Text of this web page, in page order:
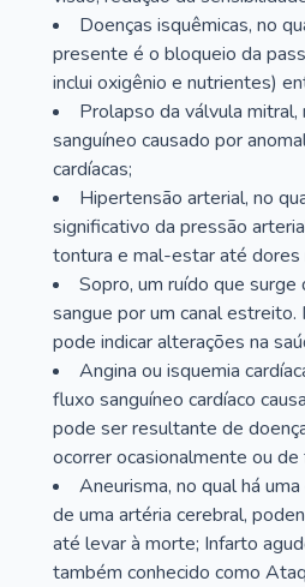
Doenças isquêmicas, no
presente é o bloqueio da
inclui oxigênio e nutrientes)
Prolapso da válvula
sanguíneo causado por
cardíacas;
Hipertensão arterial, no
significativo da pressão
tontura e mal-estar até dores
Sopro, um ruído que
sangue por um canal estreito.
pode indicar alterações na
Angina ou isquemia
fluxo sanguíneo cardíaco
pode ser resultante de
ocorrer ocasionalmente ou
Aneurisma, no qual há
de uma artéria cerebral,
até levar à morte; Infarto
também conhecido como